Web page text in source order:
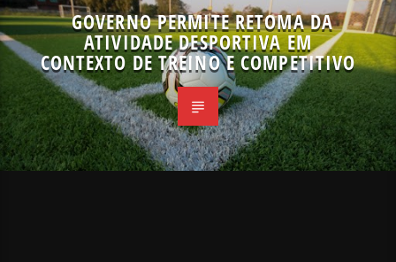
GOVERNO PERMITE RETOMA DA
ATIVIDADE DESPORTIVA EM
CONTEXTO DE TREINO E COMPETITIVO